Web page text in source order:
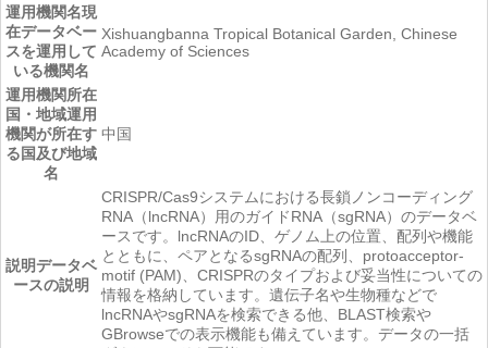
運用機関名現
在データベー
スを運用して
いる機関名
Xishuangbanna Tropical Botanical Garden, Chinese
Academy of Sciences
運用機関所在
国・地域運用
機関が所在す
る国及び地域
名
中国
説明データベ
ースの説明
CRISPR/Cas9システムにおける長鎖ノンコーディング
RNA（lncRNA）用のガイドRNA（sgRNA）のデータベ
ースです。lncRNAのID、ゲノム上の位置、配列や機能
とともに、ペアとなるsgRNAの配列、protoacceptor-
motif (PAM)、CRISPRのタイプおよび妥当性についての
情報を格納しています。遺伝子名や生物種などで
lncRNAやsgRNAを検索できる他、BLAST検索や
GBrowseでの表示機能も備えています。データの一括